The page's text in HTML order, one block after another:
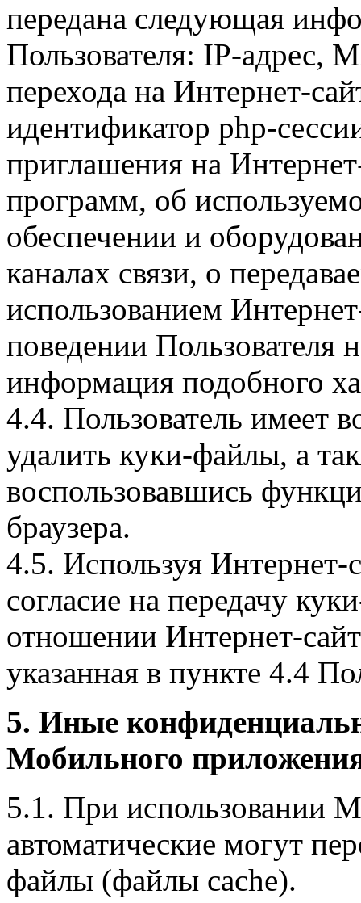
передана следующая
Пользователя: IP-адрес,
перехода на Интернет-
идентификатор php-
приглашения на
программ, об
обеспечении и
каналах связи, о
использованием
поведении Пользователя
информация подобного
4.4. Пользователь имеет
удалить куки-файлы, а
воспользовавшись
браузера.
4.5. Используя Интернет-
согласие на передачу
отношении Интернет-
указанная в пункте 4.4
5. Иные
Мобильного
5.1. При использовании
автоматические могут
файлы (файлы cache).